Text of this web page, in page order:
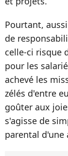
Pourtant,
de
celle-ci risque
pour les
achevé les
zélés d'entre
goûter aux
s'agisse de
parental d'une